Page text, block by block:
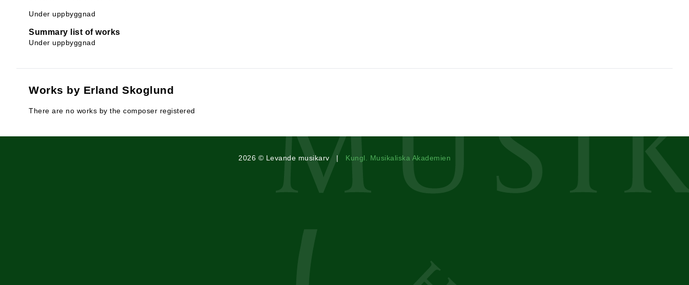
Under uppbyggnad
Summary list of works
Under uppbyggnad
Works by Erland Skoglund
There are no works by the composer registered
2026 © Levande musikarv | Kungl. Musikaliska Akademien